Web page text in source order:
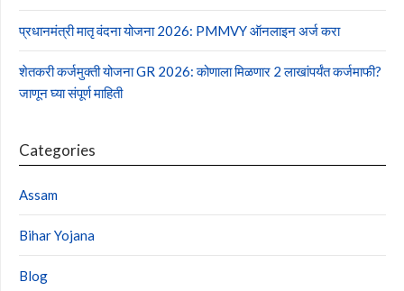
प्रधानमंत्री मातृ वंदना योजना 2026: PMMVY ऑनलाइन अर्ज करा
शेतकरी कर्जमुक्ती योजना GR 2026: कोणाला मिळणार 2 लाखांपर्यंत कर्जमाफी?
जाणून घ्या संपूर्ण माहिती
Categories
Assam
Bihar Yojana
Blog